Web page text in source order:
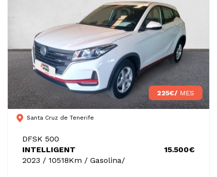
225€/ MES
Santa Cruz de Tenerife
DFSK 500
INTELLIGENT
2023 / 10518Km / Gasolina/
15.500€